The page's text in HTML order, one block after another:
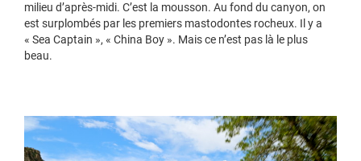
milieu d’après-midi. C’est la mousson. Au fond du canyon, on
est surplombés par les premiers mastodontes rocheux. Il y a
« Sea Captain », « China Boy ». Mais ce n’est pas là le plus
beau.